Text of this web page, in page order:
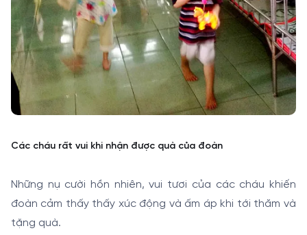
Các cháu rất vui khi nhận được quà của đoàn
Những nụ cười hồn nhiên, vui tươi của các cháu khiến
đoàn cảm thấy thấy xúc động và ấm áp khi tới thăm và
tặng quà.